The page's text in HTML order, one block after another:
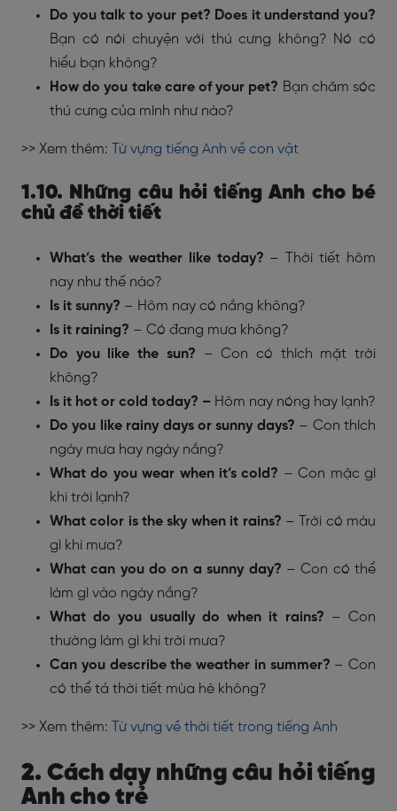
Do you talk to your pet? Does it understand you?
Bạn có nói chuyện với thú cưng không? Nó có
hiểu bạn không?
How do you take care of your pet? Bạn chăm sóc
thú cưng của mình như nào?
>> Xem thêm: Từ vựng tiếng Anh về con vật
1.10. Những câu hỏi tiếng Anh cho bé
chủ đề thời tiết
What’s the weather like today? – Thời tiết hôm
nay như thế nào?
Is it sunny? – Hôm nay có nắng không?
Is it raining? – Có đang mưa không?
Do you like the sun? – Con có thích mặt trời
không?
Is it hot or cold today? – Hôm nay nóng hay lạnh?
Do you like rainy days or sunny days? – Con thích
ngày mưa hay ngày nắng?
What do you wear when it’s cold? – Con mặc gì
khi trời lạnh?
What color is the sky when it rains? –
Trời có màu
gì khi mưa?
What can you do on a sunny day? – Con có thể
làm gì vào ngày nắng?
What do you usually do when it rains? – Con
thường làm gì khi trời mưa?
Can you describe the weather in summer? – Con
có thể tả thời tiết mùa hè không?
>> Xem thêm: Từ vựng về thời tiết trong tiếng Anh
2. Cách dạy những câu hỏi tiếng
Anh cho trẻ